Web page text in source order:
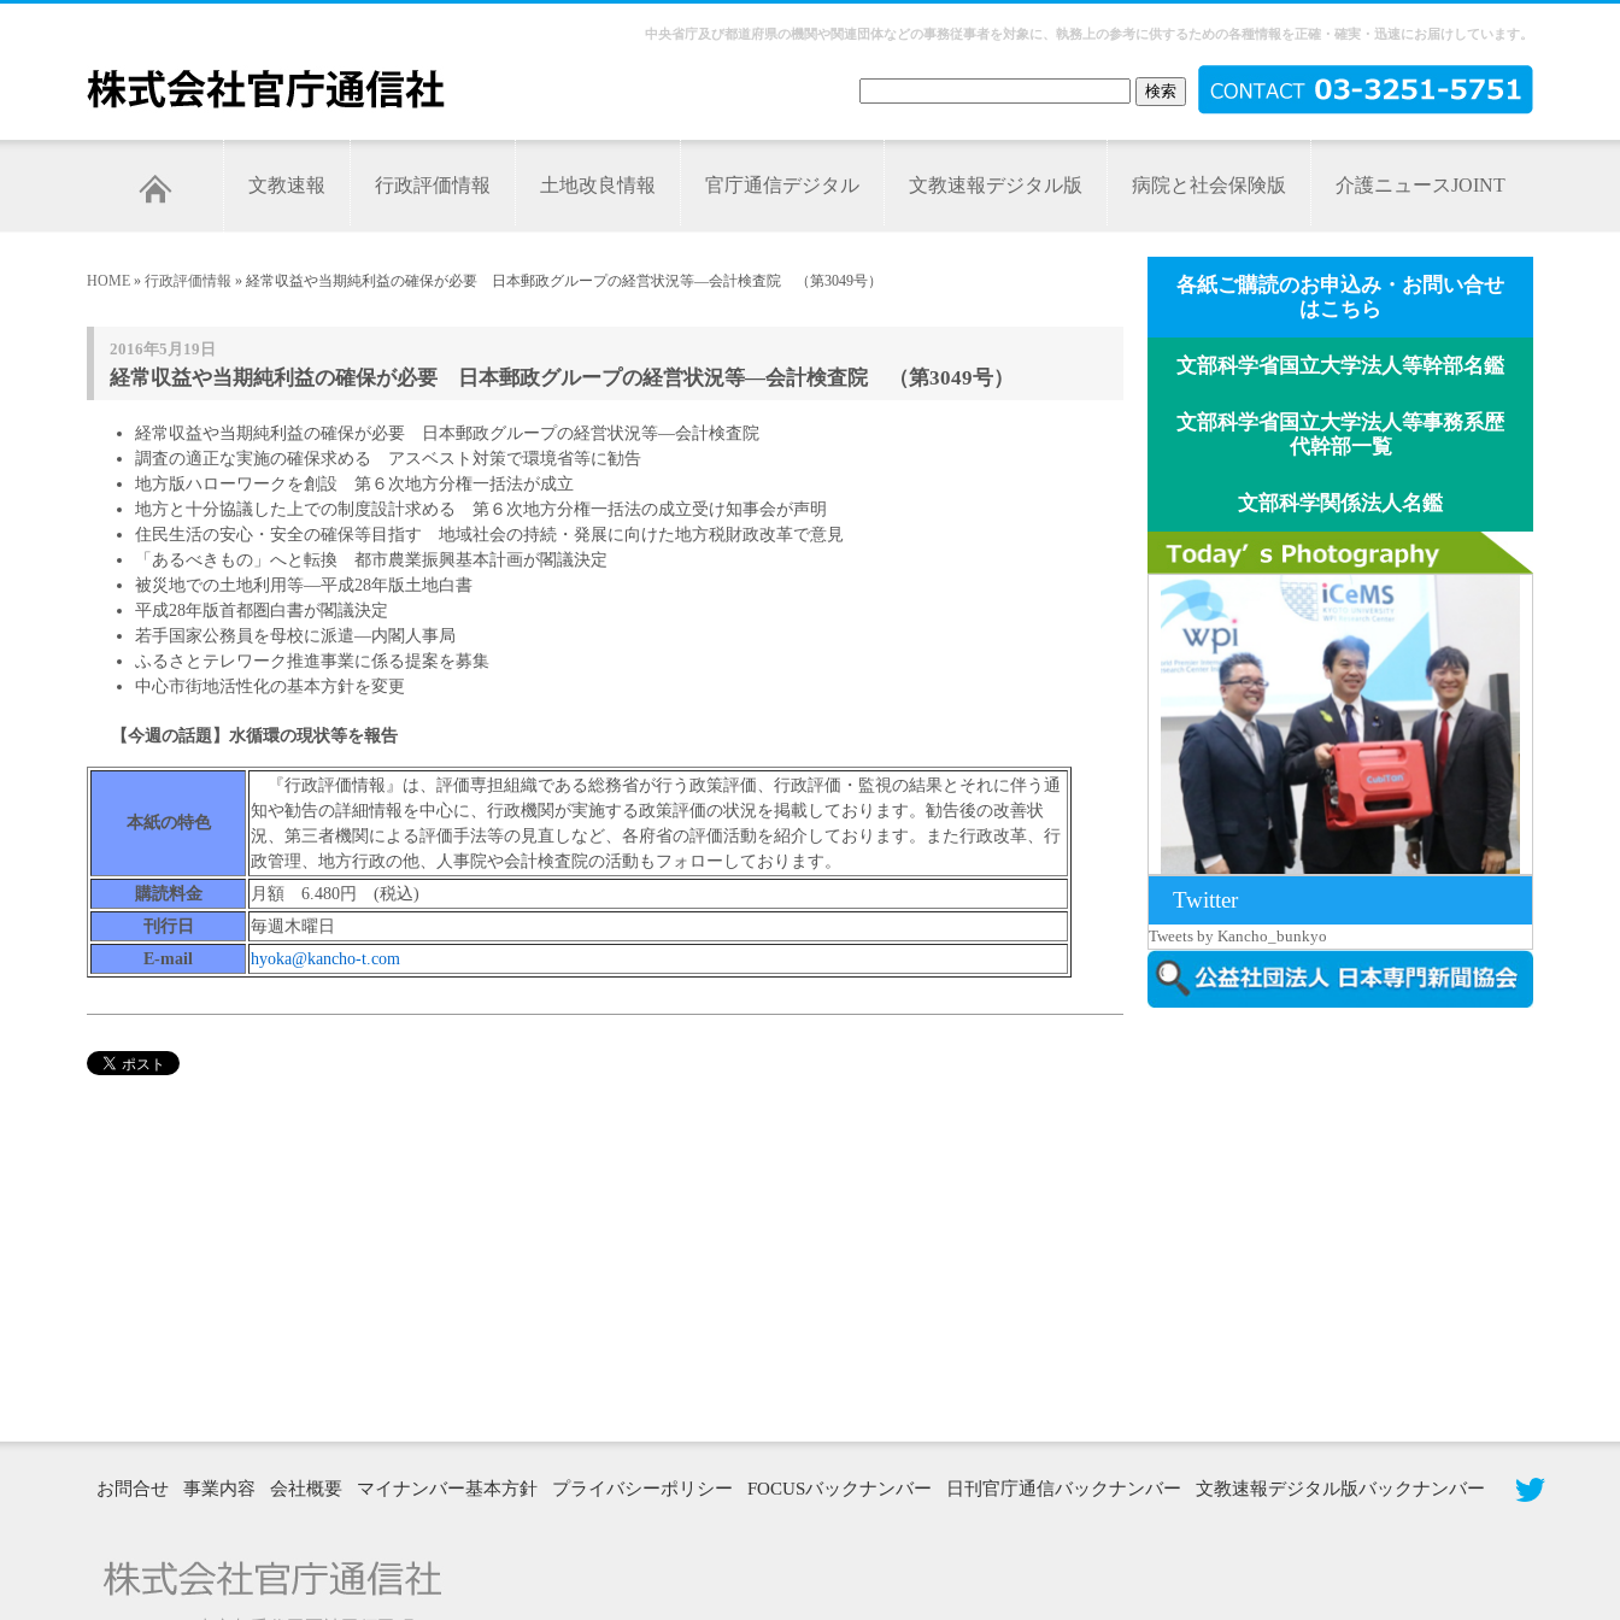
中央省庁及び都道府県の機関や関連団体などの事務従事者を対象に、執務上の参考に供するための各種情報を正確・確実・迅速にお届けしています。
文教速報 行政評価情報 土地改良情報 官庁通信デジタル 文教速報デジタル版 病院と社会保険版 介護ニュースJOINT
HOME » 行政評価情報 » 経常収益や当期純利益の確保が必要 日本郵政グループの経営状況等―会計検査院 （第3049号）
2016年5月19日
経常収益や当期純利益の確保が必要 日本郵政グループの経営状況等―会計検査院 （第3049号）
経常収益や当期純利益の確保が必要 日本郵政グループの経営状況等―会計検査院
調査の適正な実施の確保求める アスベスト対策で環境省等に勧告
地方版ハローワークを創設 第６次地方分権一括法が成立
地方と十分協議した上での制度設計求める 第６次地方分権一括法の成立受け知事会が声明
住民生活の安心・安全の確保等目指す 地域社会の持続・発展に向けた地方税財政改革で意見
「あるべきもの」へと転換 都市農業振興基本計画が閣議決定
被災地での土地利用等―平成28年版土地白書
平成28年版首都圏白書が閣議決定
若手国家公務員を母校に派遣―内閣人事局
ふるさとテレワーク推進事業に係る提案を募集
中心市街地活性化の基本方針を変更
【今週の話題】水循環の現状等を報告
本紙の特色
『行政評価情報』は、評価専担組織である総務省が行う政策評価、行政評価・監視の結果とそれに伴う通
知や勧告の詳細情報を中心に、行政機関が実施する政策評価の状況を掲載しております。勧告後の改善状
況、第三者機関による評価手法等の見直しなど、各府省の評価活動を紹介しております。また行政改革、行
政管理、地方行政の他、人事院や会計検査院の活動もフォローしております。
購読料金
月額 6.480円 (税込)
刊行日
毎週木曜日
E-mail
hyoka@kancho-t.com
各紙ご購読のお申込み・お問い合せ
はこちら
文部科学省国立大学法人等幹部名鑑
文部科学省国立大学法人等事務系歴
代幹部一覧
文部科学関係法人名鑑
京都大iCeMS等を視察した松本文部科学
大...
Twitter
Tweets by Kancho_bunkyo
お問合せ 事業内容 会社概要 マイナンバー基本方針 プライバシーポリシー FOCUSバックナンバー 日刊官庁通信バックナンバー 文教速報デジタル版バックナンバー